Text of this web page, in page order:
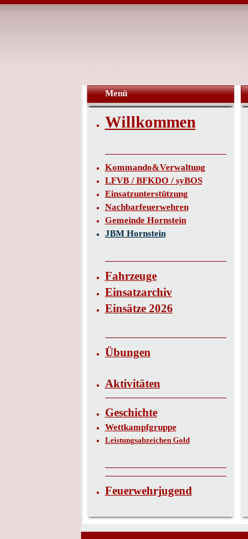
Menü
Willkommen
Kommando&Verwaltung
LFVB / BFKDO / syBOS
Einsatzunterstützung
Nachbarfeuerwehren
Gemeinde Hornstein
JBM Hornstein
Fahrzeuge
Einsatzarchiv
Einsätze 2026
Übungen
Aktivitäten
Geschichte
Wettkampfgruppe
Leistungsabzeichen Gold
Feuerwehrjugend